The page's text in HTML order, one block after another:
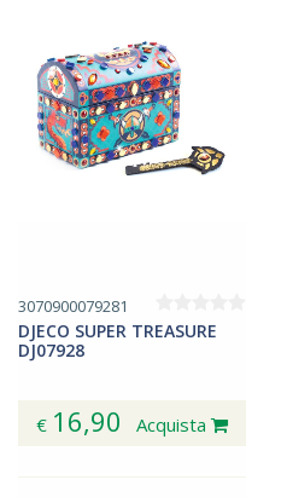
3070900079281
DJECO SUPER TREASURE
DJ07928
€ 16,90 Acquista